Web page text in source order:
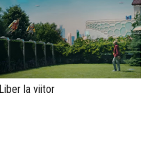
Liber la viitor